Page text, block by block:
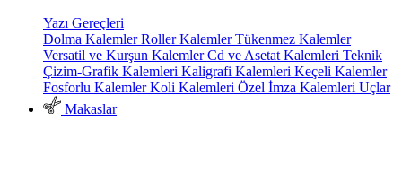
Yazı Gereçleri
Dolma KalemlerRoller KalemlerTükenmez Kalemler
Versatil ve Kurşun KalemlerCd ve Asetat Kalemleri Teknik
Çizim-Grafik Kalemleri Kaligrafi Kalemleri Keçeli Kalemler
Fosforlu KalemlerKoli Kalemleri Özel İmza Kalemleri Uçlar
Makaslar